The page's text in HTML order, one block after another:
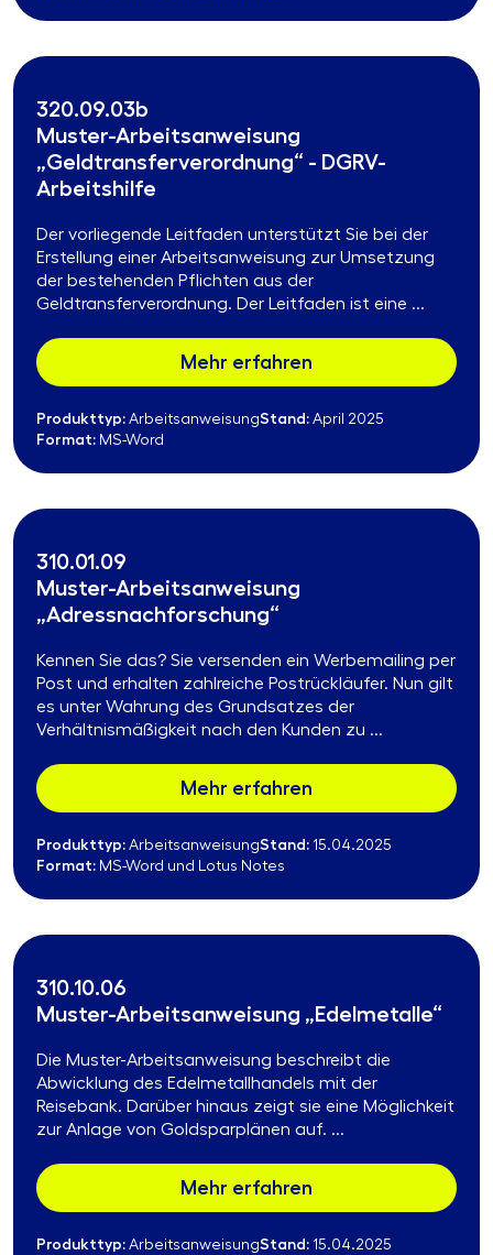
320.09.03b
Muster-Arbeitsanweisung
„Geldtransferverordnung“ - DGRV-
Arbeitshilfe
Der vorliegende Leitfaden unterstützt Sie bei der
Erstellung einer Arbeitsanweisung zur Umsetzung
der bestehenden Pflichten aus der
Geldtransferverordnung. Der Leitfaden ist eine ...
Mehr erfahren
Produkttyp: ArbeitsanweisungStand: April 2025
Format: MS-Word
310.01.09
Muster-Arbeitsanweisung
„Adressnachforschung“
Kennen Sie das? Sie versenden ein Werbemailing per
Post und erhalten zahlreiche Postrückläufer. Nun gilt
es unter Wahrung des Grundsatzes der
Verhältnismäßigkeit nach den Kunden zu ...
Mehr erfahren
Produkttyp: ArbeitsanweisungStand: 15.04.2025
Format: MS-Word und Lotus Notes
310.10.06
Muster-Arbeitsanweisung „Edelmetalle“
Die Muster-Arbeitsanweisung beschreibt die
Abwicklung des Edelmetallhandels mit der
Reisebank. Darüber hinaus zeigt sie eine Möglichkeit
zur Anlage von Goldsparplänen auf. ...
Mehr erfahren
Produkttyp: ArbeitsanweisungStand: 15.04.2025